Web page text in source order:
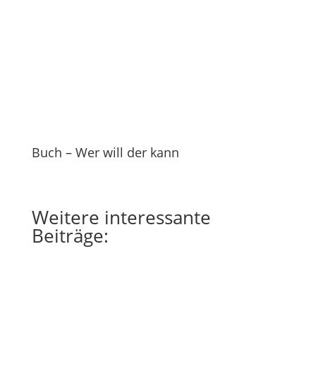
Buch – Wer will der kann
Weitere interessante
Beiträge: